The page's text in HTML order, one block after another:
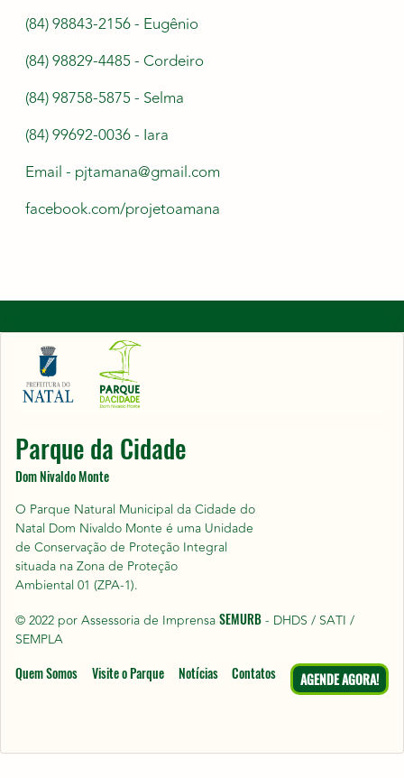
(84) 98843-2156 - Eugênio
(84) 98829-4485 - Cordeiro
(84) 98758-5875 - Selma
(84) 99692-0036 - Iara
Email - pjtamana@gmail.com
facebook.com/projetoamana
Parque da Cidade
Dom Nivaldo Monte
O Parque Natural Municipal da Cidade do
Natal Dom Nivaldo Monte é uma Unidade
de Conservação de Proteção Integral
situada na Zona de Proteção
Ambiental 01 (ZPA-1).
© 2022 por Assessoria de ImprensaSEMURB- DHDS / SATI /
SEMPLA
Quem Somos
Visite o Parque Notícias Contatos AGENDE AGORA!